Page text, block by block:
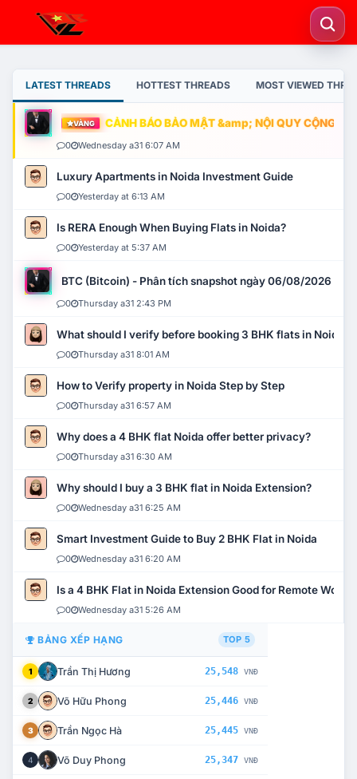
LATEST THREADS HOTTEST THREADS MOST VIEWED
VÀNG CẢNH BÁO BẢO MẬT &amp; NỘI QUY CỘNG
0 Wednesday a31 6:07 AM
Luxury Apartments in Noida Investment Guide
0 Yesterday at 6:13 AM
Is RERA Enough When Buying Flats in Noida?
0 Yesterday at 5:37 AM
BTC (Bitcoin) - Phân tích snapshot ngày 06/08/2026
0 Thursday a31 2:43 PM
What should I verify before booking 3 BHK flats in Noida?
0 Thursday a31 8:01 AM
How to Verify property in Noida Step by Step
0 Thursday a31 6:57 AM
Why does a 4 BHK flat Noida offer better privacy?
0 Thursday a31 6:30 AM
Why should I buy a 3 BHK flat in Noida Extension?
0 Wednesday a31 6:25 AM
Smart Investment Guide to Buy 2 BHK Flat in Noida
0 Wednesday a31 6:20 AM
Is a 4 BHK Flat in Noida Extension Good for Remote Work?
0 Wednesday a31 5:26 AM
BẢNG XẾP HẠNG TOP 5
1 Trần Thị Hương 25,548 VNĐ
2 Võ Hữu Phong 25,446 VNĐ
3 Trần Ngọc Hà 25,445 VNĐ
4 Võ Duy Phong 25,347 VNĐ